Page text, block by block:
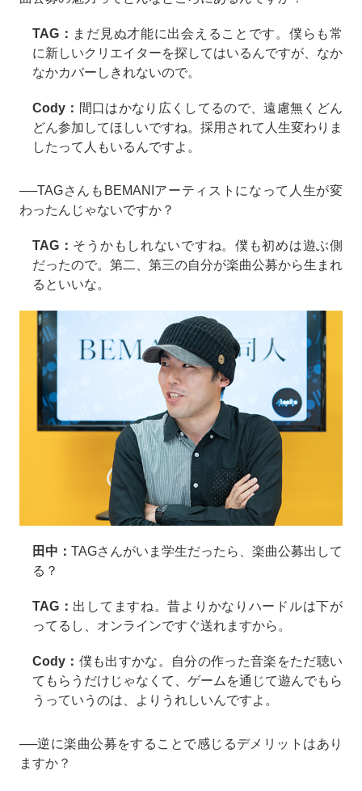
TAG： まだ見ぬ才能に出会えることです。僕らも常
に新しいクリエイターを探してはいるんですが、なか
なかカバーしきれないので。
Cody： 間口はかなり広くしてるので、遠慮無くどん
どん参加してほしいですね。採用されて人生変わりま
したって人もいるんですよ。
──TAGさんもBEMANIアーティストになって人生が変
わったんじゃないですか？
TAG： そうかもしれないですね。僕も初めは遊ぶ側
だったので。第二、第三の自分が楽曲公募から生まれ
るといいな。
田中： TAGさんがいま学生だったら、楽曲公募出して
る？
TAG： 出してますね。昔よりかなりハードルは下が
ってるし、オンラインですぐ送れますから。
Cody： 僕も出すかな。自分の作った音楽をただ聴い
てもらうだけじゃなくて、ゲームを通じて遊んでもら
うっていうのは、よりうれしいんですよ。
──逆に楽曲公募をすることで感じるデメリットはあり
ますか？